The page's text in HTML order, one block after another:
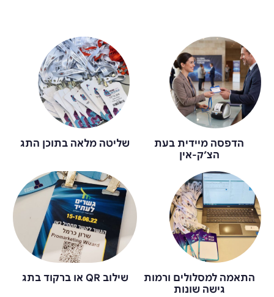
הדפסה מיידית בעת
הצ’ק-אין
שליטה מלאה בתוכן התג
התאמה למסלולים ורמות
גישה שונות
שילוב QR או ברקוד בתג